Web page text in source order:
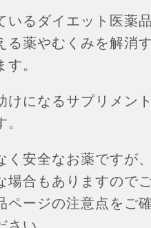
いるダイエット医薬
る薬やむくみを解消
。
けになるサプリメン
く安全なお薬ですが
場合もありますので
ページの注意点をご